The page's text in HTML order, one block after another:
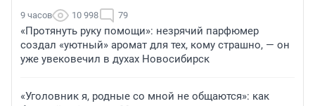
9 часов 10 998 79
«Протянуть руку помощи»: незрячий парфюмер
создал «уютный» аромат для тех, кому страшно, — он
уже увековечил в духах Новосибирск
«Уголовник я, родные со мной не общаются»: как